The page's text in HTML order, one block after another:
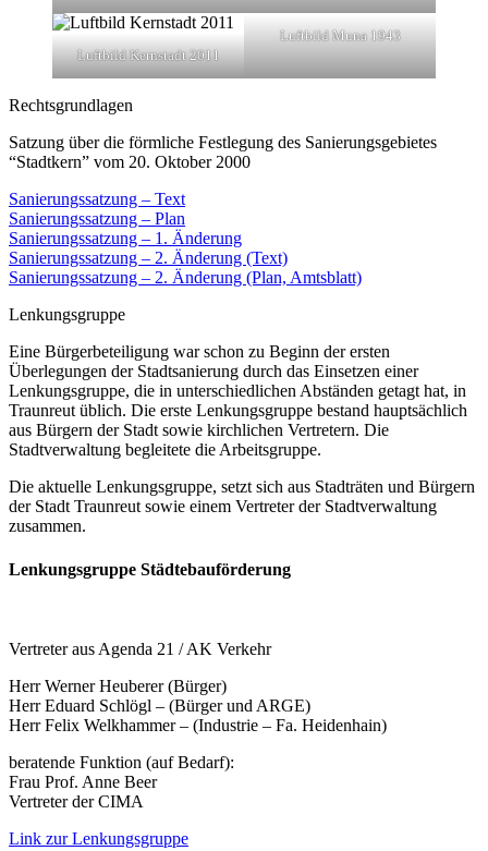
Luftbild Kernstadt 2011
Luftbild Muna 1943
Rechtsgrundlagen
Satzung über die förmliche Festlegung des Sanierungsgebietes
“Stadtkern” vom 20. Oktober 2000
Sanierungssatzung – Text
Sanierungssatzung – Plan
Sanierungssatzung – 1. Änderung
Sanierungssatzung – 2. Änderung (Text)
Sanierungssatzung – 2. Änderung (Plan, Amtsblatt)
Lenkungsgruppe
Eine Bürgerbeteiligung war schon zu Beginn der ersten
Überlegungen der Stadtsanierung durch das Einsetzen einer
Lenkungsgruppe, die in unterschiedlichen Abständen getagt hat, in
Traunreut üblich. Die erste Lenkungsgruppe bestand hauptsächlich
aus Bürgern der Stadt sowie kirchlichen Vertretern. Die
Stadtverwaltung begleitete die Arbeitsgruppe.
Die aktuelle Lenkungsgruppe, setzt sich aus Stadträten und Bürgern
der Stadt Traunreut sowie einem Vertreter der Stadtverwaltung
zusammen.
Lenkungsgruppe Städtebauförderung
Vertreter aus Agenda 21 / AK Verkehr
Herr Werner Heuberer (Bürger)
Herr Eduard Schlögl – (Bürger und ARGE)
Herr Felix Welkhammer – (Industrie – Fa. Heidenhain)
beratende Funktion (auf Bedarf):
Frau Prof. Anne Beer
Vertreter der CIMA
Link zur Lenkungsgruppe